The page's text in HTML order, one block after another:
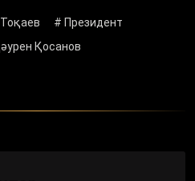
# Президент
Қосанов